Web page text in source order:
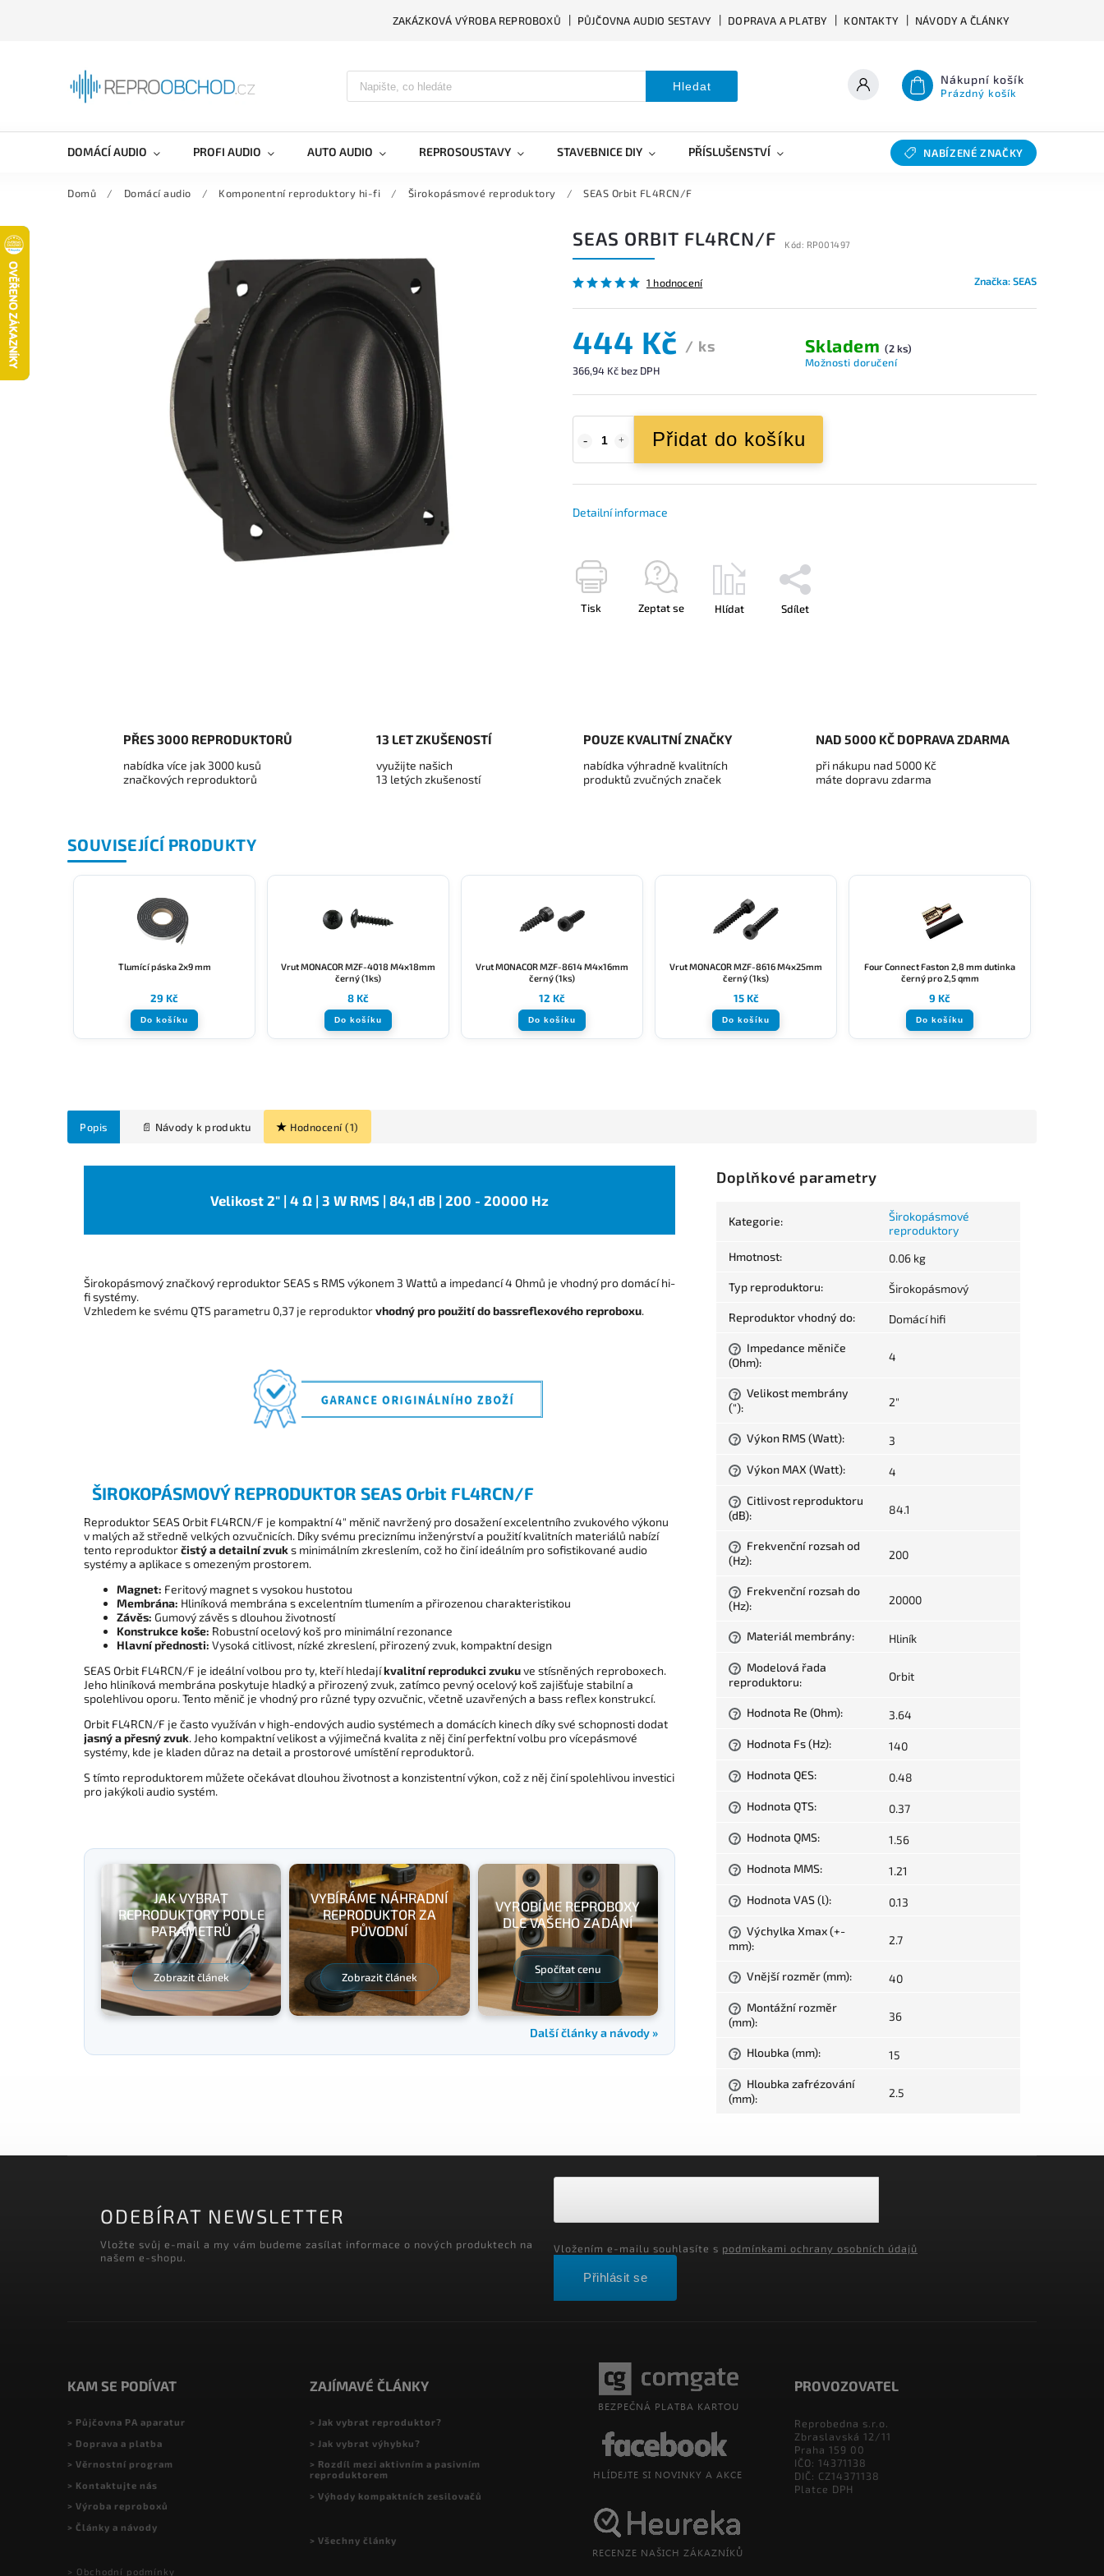
ZAKÁZKOVÁ VÝROBA REPROBOXŮ PŮJČOVNA AUDIO SESTAVY DOPRAVA A PLATBY KONTAKTY NÁVODY A ČLÁNKY
Hledat Nákupní košík
Prázdný košík
DOMÁCÍ AUDIO PROFI AUDIO AUTO AUDIO REPROSOUSTAVY STAVEBNICE DIY PŘÍSLUŠENSTVÍ SLEVY BAZAR
NABÍZENÉ ZNAČKY
Domů / Domácí audio / Komponentní reproduktory hi-fi / Širokopásmové reproduktory / SEAS Orbit FL4RCN/F
SEAS ORBIT FL4RCN/F Kód: RP001497
1 hodnocení Značka:SEAS
444 Kč / ks
366,94 Kč bez DPH
Skladem (2 ks)
Možnosti doručení
Přidat do košíku
Detailní informace
Tisk Zeptat se Hlídat Sdílet
PŘES 3000 REPRODUKTORŮ
nabídka více jak 3000 kusů
značkových reproduktorů
13 LET ZKUŠENOSTÍ
využijte našich
13 letých zkušeností
POUZE KVALITNÍ ZNAČKY
nabídka výhradně kvalitních
produktů zvučných značek
NAD 5000 KČ DOPRAVA ZDARMA
při nákupu nad 5000 Kč
máte dopravu zdarma
SOUVISEJÍCÍ PRODUKTY
Tlumící páska 2x9 mm
29 Kč
Do košíku
Vrut MONACOR MZF-4018 M4x18mm
černý (1ks)
8 Kč
Do košíku
Vrut MONACOR MZF-8614 M4x16mm
černý (1ks)
12 Kč
Do košíku
Vrut MONACOR MZF-8616 M4x25mm
černý (1ks)
15 Kč
Do košíku
Four Connect Faston 2,8 mm dutinka
černý pro 2,5 qmm
9 Kč
Do košíku
Popis Hodnocení (1)
Velikost 2" | 4 Ω | 3 W RMS | 84,1 dB | 200 - 20000 Hz
Širokopásmový značkový reproduktor SEAS s RMS výkonem 3 Wattů a impedancí 4 Ohmů je vhodný pro domácí hi-
fi systémy.
Vzhledem ke svému QTS parametru 0,37 je reproduktorvhodný pro použití do bassreflexového reproboxu.
ŠIROKOPÁSMOVÝ REPRODUKTOR SEAS Orbit FL4RCN/F
Reproduktor SEAS Orbit FL4RCN/F je kompaktní 4" měnič navržený pro dosažení excelentního zvukového výkonu
v malých až středně velkých ozvučnicích. Díky svému preciznímu inženýrství a použití kvalitních materiálů nabízí
tento reproduktorčistý a detailní zvuks minimálním zkreslením, což ho činí ideálním pro sofistikované audio
systémy a aplikace s omezeným prostorem.
Magnet: Feritový magnet s vysokou hustotou
Membrána: Hliníková membrána s excelentním tlumením a přirozenou charakteristikou
Závěs: Gumový závěs s dlouhou životností
Konstrukce koše: Robustní ocelový koš pro minimální rezonance
Hlavní přednosti: Vysoká citlivost, nízké zkreslení, přirozený zvuk, kompaktní design
SEAS Orbit FL4RCN/F je ideální volbou pro ty, kteří hledajíkvalitní reprodukci zvukuve stísněných reproboxech.
Jeho hliníková membrána poskytuje hladký a přirozený zvuk, zatímco pevný ocelový koš zajišťuje stabilní a
spolehlivou oporu. Tento měnič je vhodný pro různé typy ozvučnic, včetně uzavřených a bass reflex konstrukcí.
Orbit FL4RCN/F je často využíván v high-endových audio systémech a domácích kinech díky své schopnosti dodat
jasný a přesný zvuk. Jeho kompaktní velikost a výjimečná kvalita z něj činí perfektní volbu pro vícepásmové
systémy, kde je kladen důraz na detail a prostorové umístění reproduktorů.
S tímto reproduktorem můžete očekávat dlouhou životnost a konzistentní výkon, což z něj činí spolehlivou investici
pro jakýkoli audio systém.
JAK VYBRAT
REPRODUKTORY PODLE
PARAMETRŮ
Zobrazit článek
VYBÍRÁME NÁHRADNÍ
REPRODUKTOR ZA
PŮVODNÍ
Zobrazit článek
VYROBÍME REPROBOXY
DLE VAŠEHO ZADÁNÍ
Spočítat cenu
Další články a návody »
Doplňkové parametry
Kategorie:
Širokopásmové
reproduktory
Hmotnost: 0.06 kg
Typ reproduktoru: Širokopásmový
Reproduktor vhodný do: Domácí hifi
?
Impedance měniče
(Ohm): 4
?
Velikost membrány
("): 2"
? Výkon RMS (Watt): 3
? Výkon MAX (Watt): 4
?
Citlivost reproduktoru
(dB): 84.1
?
Frekvenční rozsah od
(Hz): 200
?
Frekvenční rozsah do
(Hz): 20000
? Materiál membrány: Hliník
?
Modelová řada
reproduktoru: Orbit
? Hodnota Re (Ohm): 3.64
? Hodnota Fs (Hz): 140
? Hodnota QES: 0.48
? Hodnota QTS: 0.37
? Hodnota QMS: 1.56
? Hodnota MMS: 1.21
? Hodnota VAS (l): 0.13
?
Výchylka Xmax (+-
mm): 2.7
? Vnější rozměr (mm): 40
?
Montážní rozměr
(mm): 36
? Hloubka (mm): 15
?
Hloubka zafrézování
(mm): 2.5
ODEBÍRAT NEWSLETTER
Vložte svůj e-mail a my vám budeme zasílat informace o nových produktech na
našem e-shopu.
Vložením e-mailu souhlasíte s podmínkami ochrany osobních údajů
Přihlásit se
KAM SE PODÍVAT
> Půjčovna PA aparatur
> Doprava a platba
> Věrnostní program
> Kontaktujte nás
> Výroba reproboxů
> Články a návody
> Obchodní podmínky
ZAJÍMAVÉ ČLÁNKY
> Jak vybrat reproduktor?
> Jak vybrat výhybku?
> Rozdíl mezi aktivním a pasivním
reproduktorem
> Výhody kompaktních zesilovačů
> Všechny články
PROVOZOVATEL
Reprobedna s.r.o.
Zbraslavská 12/11
Praha 159 00
IČO: 14371138
DIČ: CZ14371138
Platce DPH